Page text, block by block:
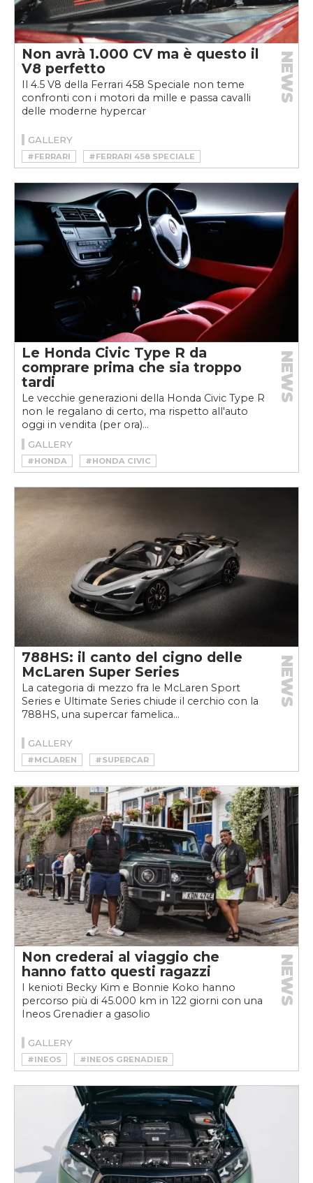
Non avrà 1.000 CV ma è questo il
V8 perfetto
Il 4.5 V8 della Ferrari 458 Speciale non teme
confronti con i motori da mille e passa cavalli
delle moderne hypercar
NEWS
GALLERY
#FERRARI #FERRARI 458 SPECIALE
Le Honda Civic Type R da
comprare prima che sia troppo
tardi
Le vecchie generazioni della Honda Civic Type R
non le regalano di certo, ma rispetto all'auto
oggi in vendita (per ora)...
NEWS
GALLERY
#HONDA
#HONDA CIVIC
#HONDA CIVIC TYPE R
788HS: il canto del cigno delle
McLaren Super Series
La categoria di mezzo fra le McLaren Sport
Series e Ultimate Series chiude il cerchio con la
788HS, una supercar famelica...
NEWS
GALLERY
#MCLAREN #SUPERCAR
Non crederai al viaggio che
hanno fatto questi ragazzi
I kenioti Becky Kim e Bonnie Koko hanno
percorso più di 45.000 km in 122 giorni con una
Ineos Grenadier a gasolio
NEWS
GALLERY
#INEOS #INEOS GRENADIER